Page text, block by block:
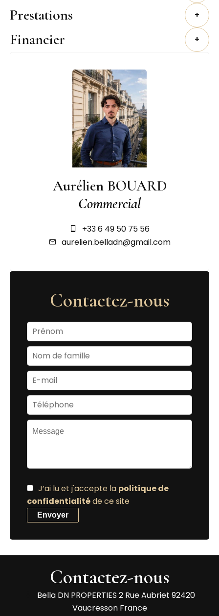
Prestations +
Financier +
Aurélien BOUARD
Commercial
+33 6 49 50 75 56
aurelien.belladn@gmail.com
Contactez-nous
J’ai lu et j'accepte la politique de
confidentialitéde ce site
Envoyer
Contactez-nous
Bella DN PROPERTIES 2 Rue Aubriet 92420
Vaucresson France